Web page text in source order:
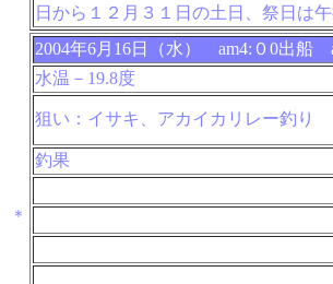
日から１２月３１日の土日、祭日は
＊
2004年6月16日（水） am4:０0出船
水温－19.8度
狙い：イサキ、アカイカリレー釣り
釣果